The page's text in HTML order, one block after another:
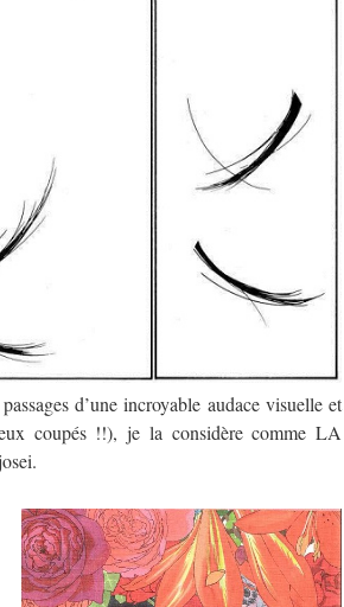
d’une incroyable audace visuelle et
coupés !!), je la considère comme LA